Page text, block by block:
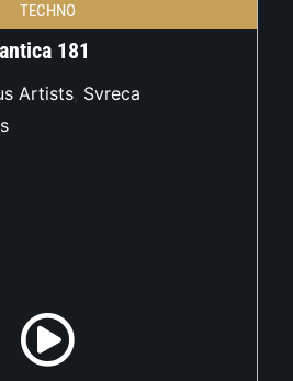
TECHNO
181
Artists, Svreca